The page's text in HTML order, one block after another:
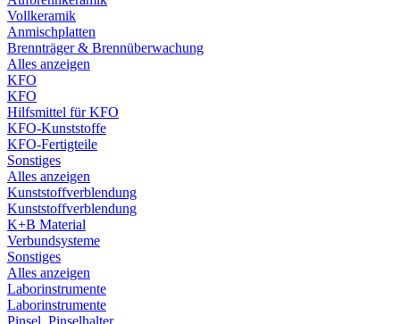
Vollkeramik
Anmischplatten
Brennträger & Brennüberwachung
Alles anzeigen
KFO
KFO
Hilfsmittel für KFO
KFO-Kunststoffe
KFO-Fertigteile
Sonstiges
Alles anzeigen
Kunststoffverblendung
Kunststoffverblendung
K+B Material
Verbundsysteme
Sonstiges
Alles anzeigen
Laborinstrumente
Laborinstrumente
Pinsel, Pinselhalter